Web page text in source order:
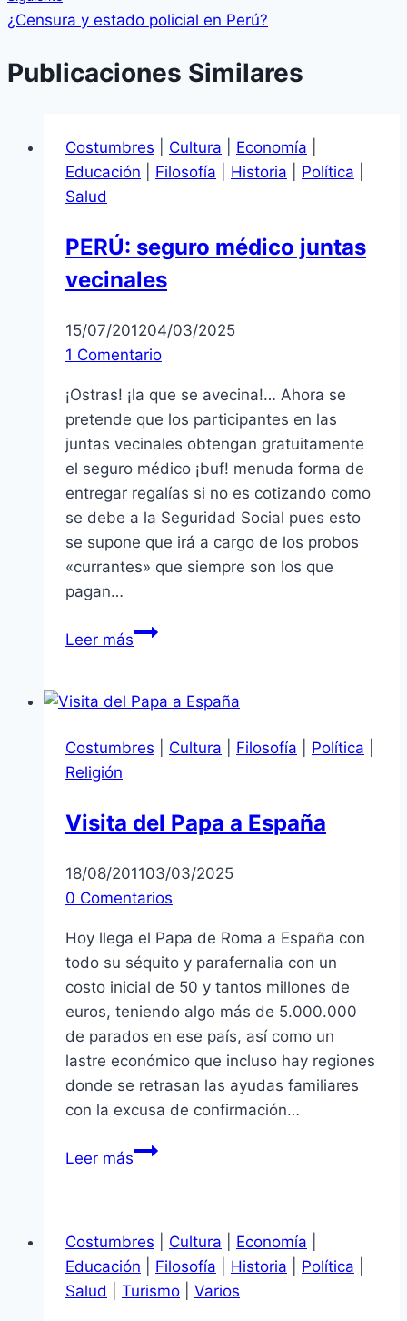
entradas
¿Censura y estado policial en Perú?
Publicaciones Similares
Costumbres Cultura Economía
Educación
Filosofía Historia Política
Salud
PERÚ: seguro médico juntas
vecinales
15/07/201204/03/2025
1 Comentario
¡Ostras! ¡la que se avecina!… Ahora se
pretende que los participantes en las
juntas vecinales obtengan gratuitamente
el seguro médico ¡buf! menuda forma de
entregar regalías si no es cotizando como
se debe a la Seguridad Social pues esto
se supone que irá a cargo de los probos
«currantes» que siempre son los que
pagan…
Leer másPERÚ:
juntas
Costumbres
Cultura Filosofía Política
Religión
Visita del Papa a España
18/08/201103/03/2025
0 Comentarios
Hoy llega el Papa de Roma a España con
todo su séquito y parafernalia con un
costo inicial de 50 y tantos millones de
euros, teniendo algo más de 5.000.000
de parados en ese país, así como un
lastre económico que incluso hay regiones
donde se retrasan las ayudas familiares
con la excusa de confirmación…
Leer másVisita
España
Costumbres Cultura Economía
Educación
Filosofía Historia Política
Salud
Turismo Varios